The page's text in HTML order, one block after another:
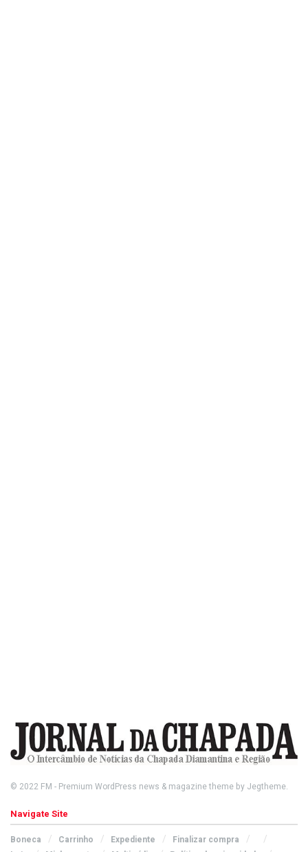
© 2022 FM - Premium WordPress news & magazine theme by Jegtheme.
Navigate Site
Boneca Carrinho Expediente
Finalizar compra